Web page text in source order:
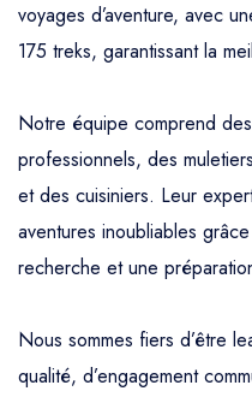
voyages d’aventure, avec
175 treks, garantissant la
Notre équipe comprend
professionnels, des
et des cuisiniers. Leur
aventures inoubliables
recherche et une
Nous sommes fiers d’être
qualité, d’engagement